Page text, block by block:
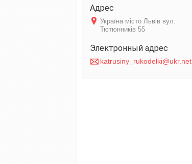
Україна місто Львів вул.
Тютюнників 55
katrusiny_rukodelki@ukr.net